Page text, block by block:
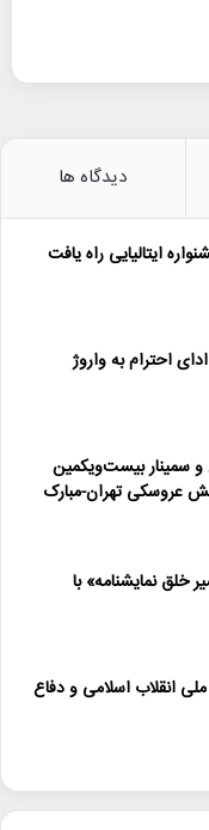
دیدگاه ها
ایتالیایی راه یافت
احترام به واروژ
سمینار بیست‌ویکمین
عروسکی تهران-مبارک
خلق نمایشنامه» با
انقلاب اسلامی و دفاع